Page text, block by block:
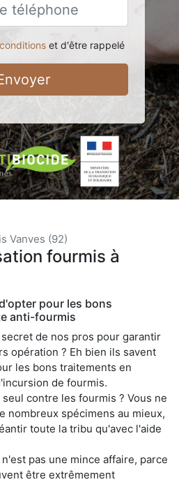
conditionset d'être rappelé
Vanves (92)
fourmis à
pour les bons
anti-fourmis
de nos pros pour garantir
opération ? Eh bien ils savent
les bons traitements en
de fourmis.
contre les fourmis ? Vous ne
nombreux spécimens au mieux,
toute la tribu qu'avec l'aide
pas une mince affaire, parce
être extrêmement